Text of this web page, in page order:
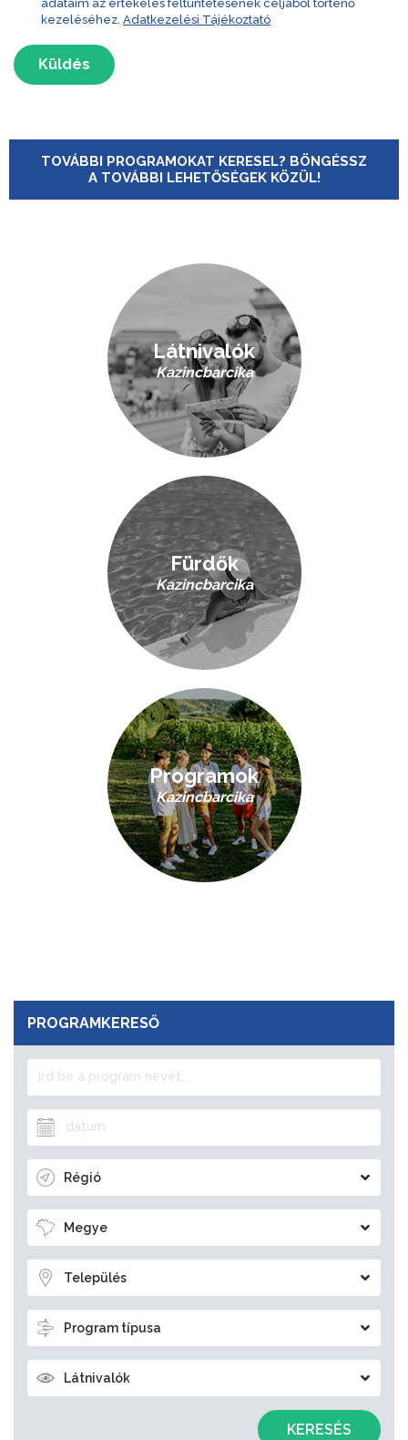
adataim az értékelés feltüntetésének céljából történő
kezeléséhez. Adatkezelési Tájékoztató
Küldés
TOVÁBBI PROGRAMOKAT KERESEL? BÖNGÉSSZ
A TOVÁBBI LEHETŐSÉGEK KÖZÜL!
Látnivalók
Kazincbarcika
Fürdők
Kazincbarcika
Programok
Kazincbarcika
PROGRAMKERESŐ
Régió
Megye
Település
Program típusa
Látnivalók
KERESÉS